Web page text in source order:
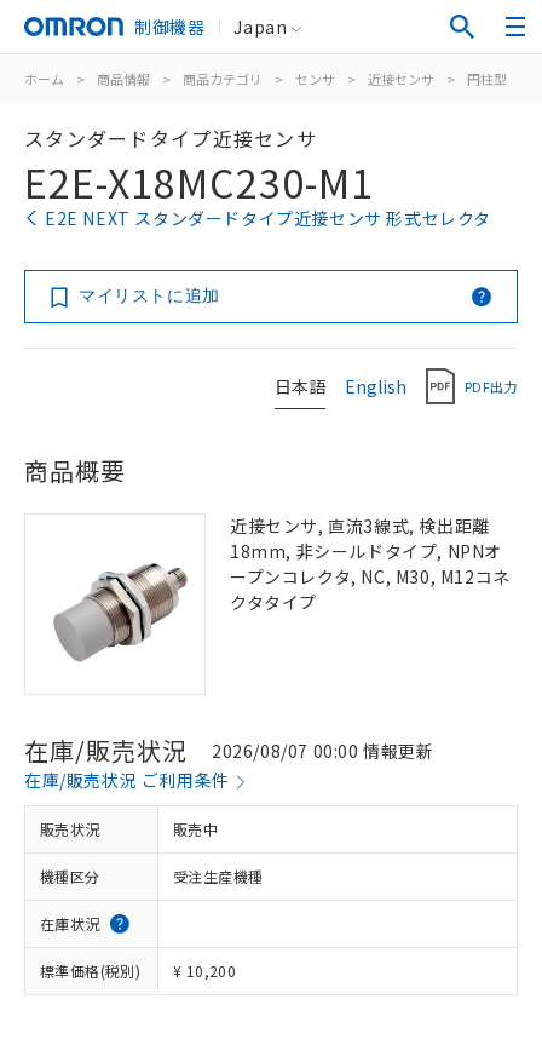
制御機器 Japan
ホーム > 商品情報 > 商品カテゴリ > センサ > 近接センサ > 円柱型
スタンダードタイプ近接センサ
E2E-X18MC230-M1
E2E NEXT スタンダードタイプ近接センサ 形式セレクタ
マイリストに追加
日本語 English PDF出力
商品概要
近接センサ, 直流3線式, 検出距離
18mm, 非シールドタイプ, NPNオ
ープンコレクタ, NC, M30, M12コネ
クタタイプ
在庫/販売状況
2026/08/07 00:00 情報更新
在庫/販売状況 ご利用条件
販売状況 販売中
機種区分 受注生産機種
在庫状況
標準価格(税別) ¥ 10,200